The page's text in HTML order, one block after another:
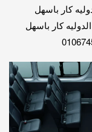
كار باسهل
كار باسهل